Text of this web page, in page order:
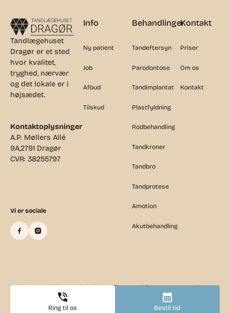
Ring til os Bestil tid
Tandlægehuset
Dragør er et sted
hvor kvalitet,
tryghed, nærvær
og det lokale er i
højsædet.
Kontaktoplysninger
A.P. Møllers Allé
9A,2791 Dragør
CVR: 38255797
Vi er sociale
Info
Ny patient
Job
Afbud
Tilskud
Behandlinger
Tandeftersyn
Parodontose
Tandimplantat
Plastfyldning
Rodbehandling
Tandkroner
Tandbro
Tandprotese
Amotion
Akutbehandling
Kontakt
Priser
Om os
Kontakt
©2026Copyright - Tandlægehuset Dragør Tilsynsrapport Site Map